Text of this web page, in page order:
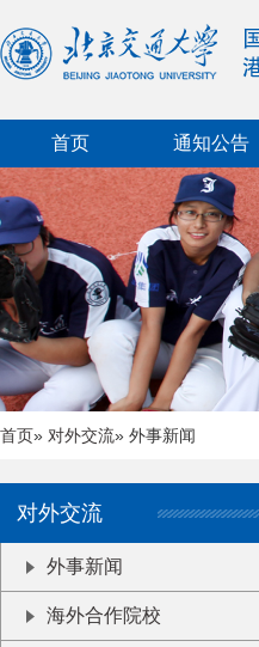
首页 通知公告
首页» 对外交流» 外事新闻
对外交流
外事新闻
海外合作院校